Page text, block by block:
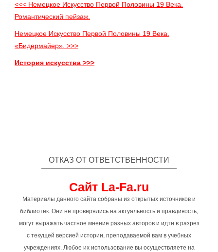
<<< Немецкое Искусство Первой Половины 19 Века.
Романтический пейзаж.
Немецкое Искусство Первой Половины 19 Века.
«Бидермайер». >>>
История искусства >>>
ОТКАЗ ОТ ОТВЕТСТВЕННОСТИ
Сайт La-Fa.ru
Материалы данного сайта собраны из открытых источников и
библиотек. Они не проверялись на актуальность и правдивость,
могут выражать частное мнение разных авторов и идти в разрез
с текущей версией истории, преподаваемой вам в учебных
учреждениях. Любое их использование вы осуществляете на